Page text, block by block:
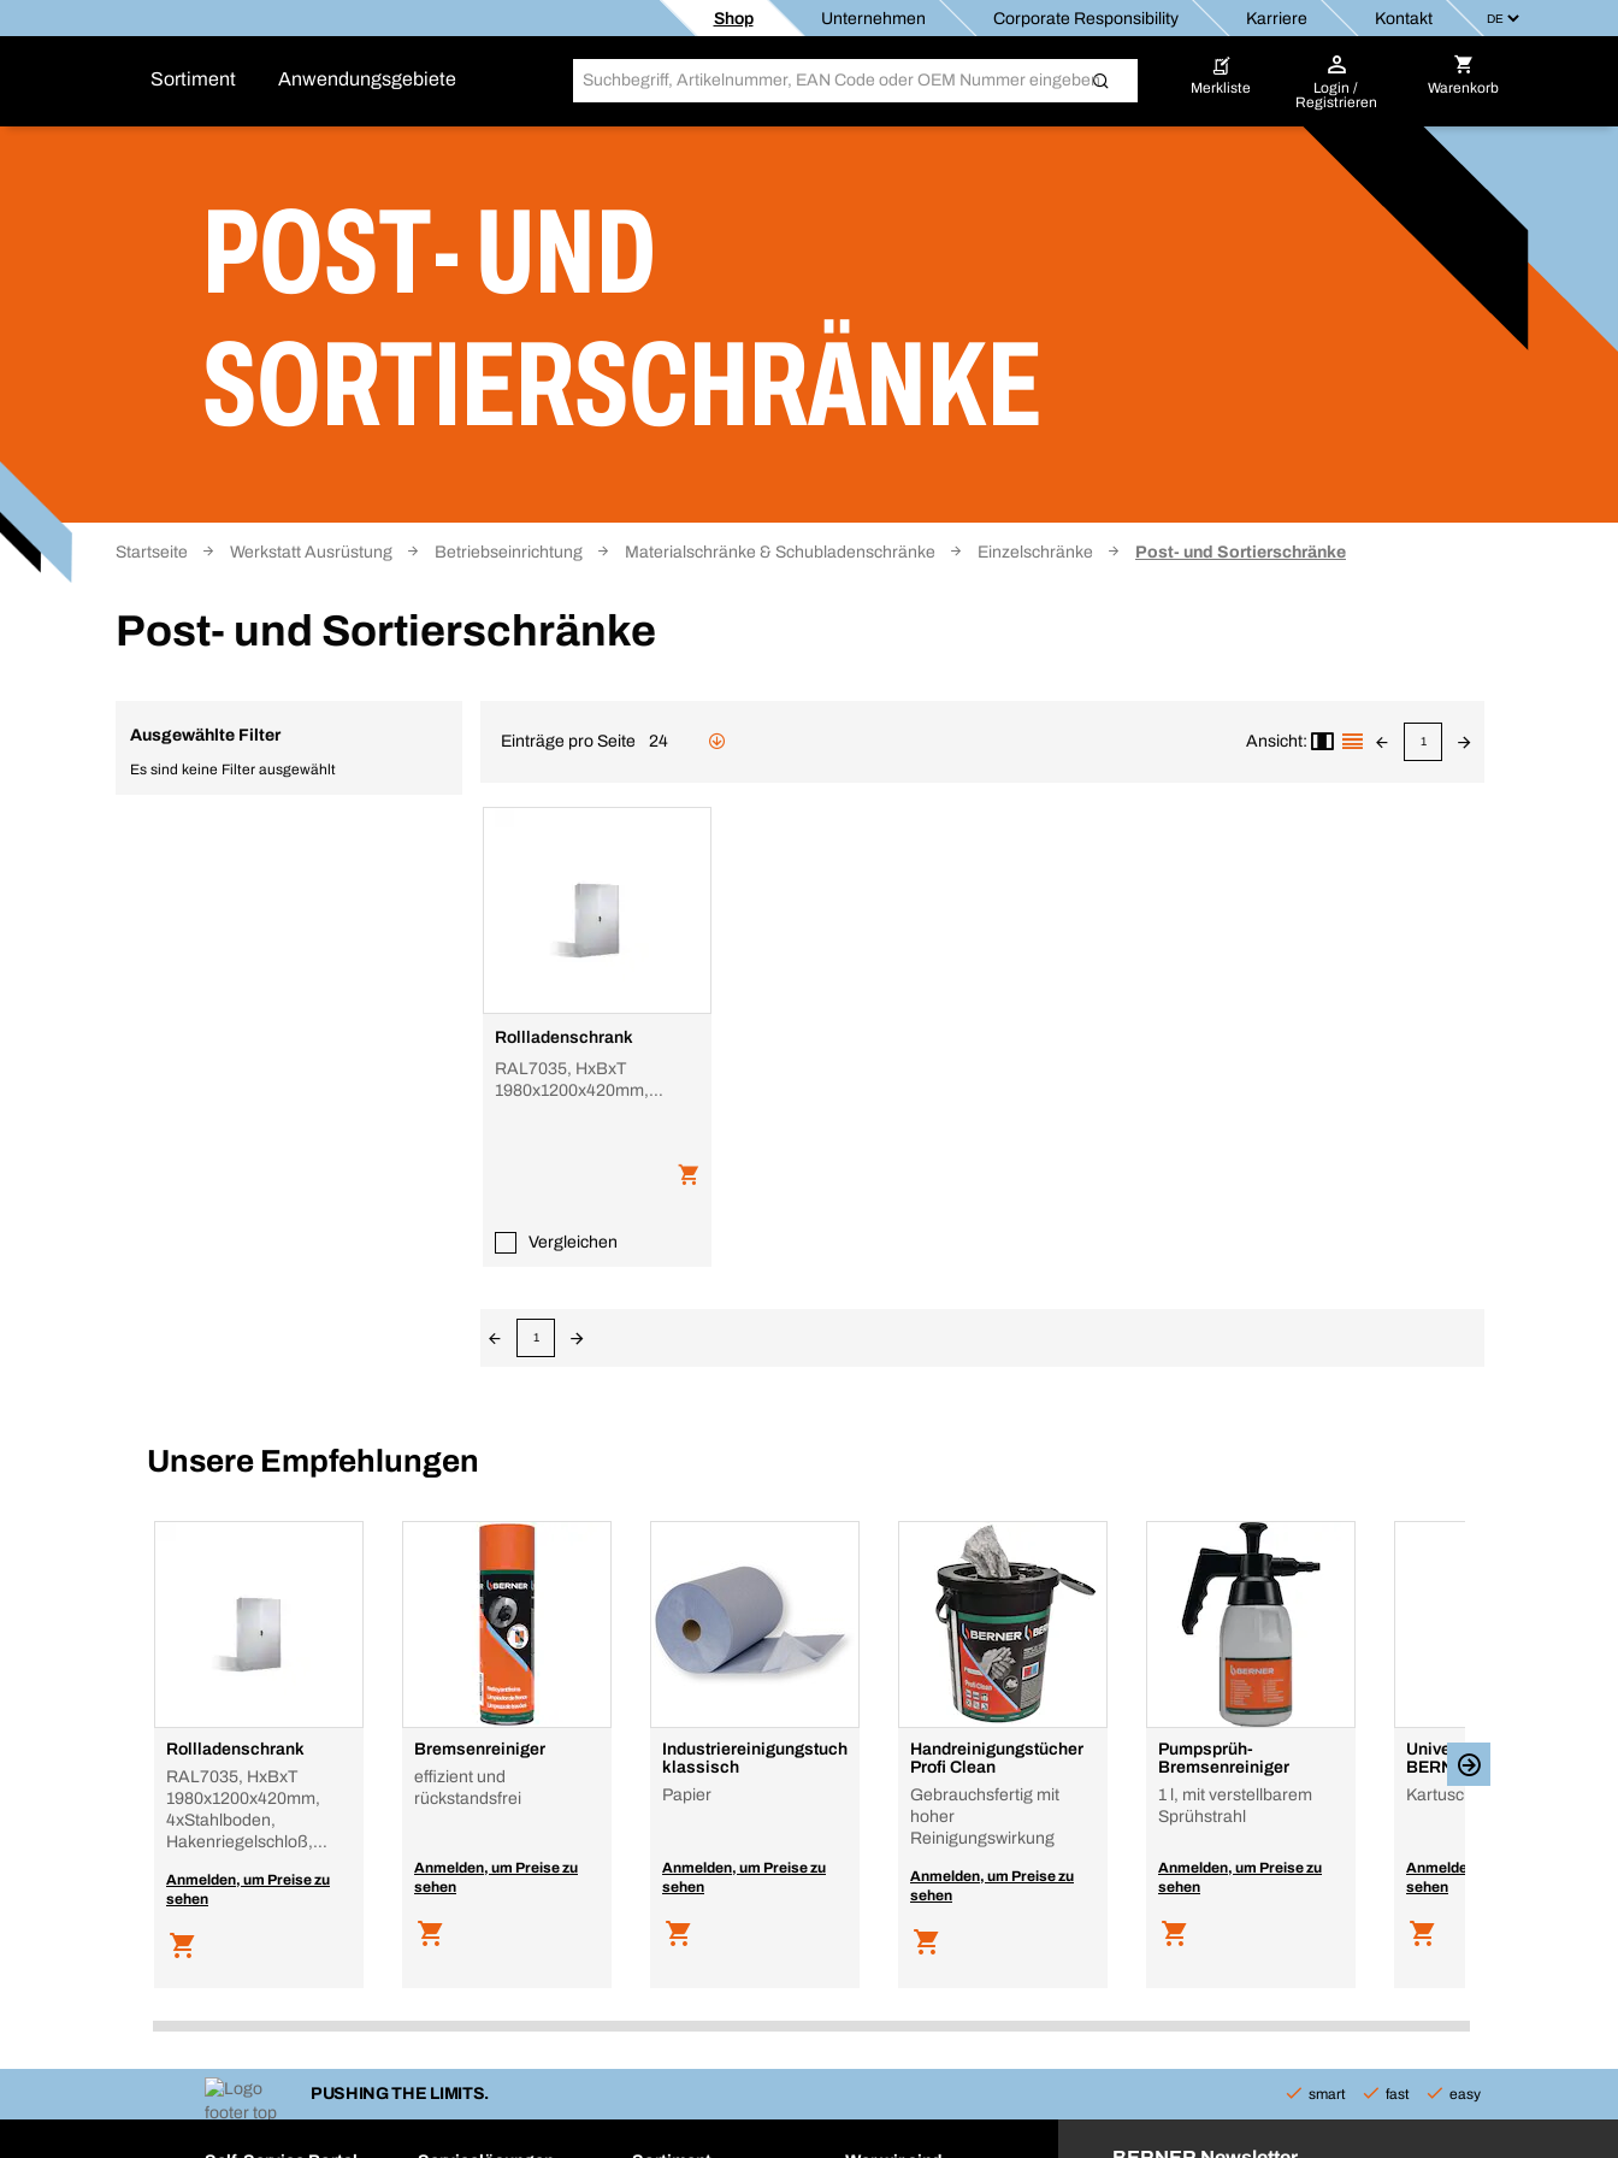
Shop Unternehmen Corporate Responsibility Karriere Kontakt
Sortiment Anwendungsgebiete Merkliste
Login /
Registrieren
Warenkorb
POST- UND
SORTIERSCHRÄNKE
Startseite Werkstatt Ausrüstung Betriebseinrichtung Materialschränke & Schubladenschränke Einzelschränke Post- und Sortierschränke
Post- und Sortierschränke
Ausgewählte Filter
Es sind keine Filter ausgewählt
Einträge pro Seite 24 Ansicht: 1
Rollladenschrank
RAL7035, HxBxT
1980x1200x420mm,
Vergleichen
1
Unsere Empfehlungen
Rollladenschrank
RAL7035, HxBxT
1980x1200x420mm,
4xStahlboden,
Hakenriegelschloß,
Anmelden, um Preise zu
sehen
Bremsenreiniger
effizient und
rückstandsfrei
Anmelden, um Preise zu
sehen
Industriereinigungstuch
klassisch
Papier
Anmelden, um Preise zu
sehen
Handreinigungstücher
Profi Clean
Gebrauchsfertig mit
hoher
Reinigungswirkung
Anmelden, um Preise zu
sehen
Pumpsprüh-
Bremsenreiniger
1 l, mit verstellbarem
Sprühstrahl
Anmelden, um Preise zu
sehen
Universalkleber
BERNERfix Speed
Kartusche, 290 ml
Anmelden, um Preise zu
sehen
PUSHING THE LIMITS. smart fast easy